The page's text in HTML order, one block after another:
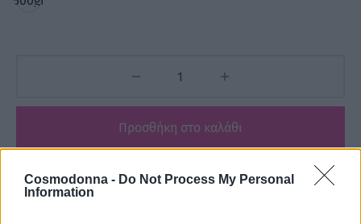
Cosmodonna - Do Not Process My Personal
Information
Προσθήκη στο καλάθι
Add to wishlist